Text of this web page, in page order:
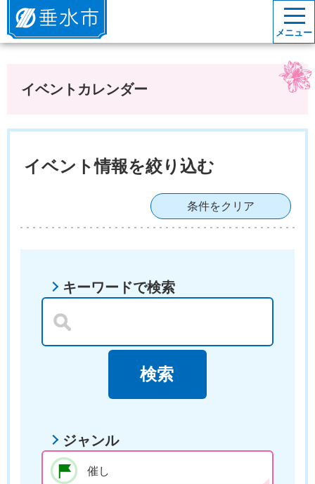
垂水市
メニュー
イベントカレンダー
イベント情報を絞り込む
条件をクリア
キーワードで検索
ジャンル
催し